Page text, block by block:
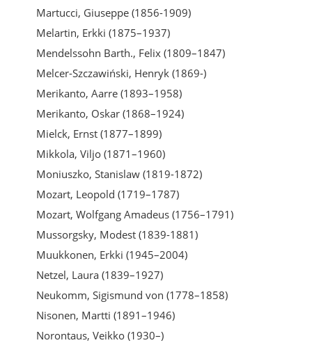
Martucci, Giuseppe (1856-1909)
Melartin, Erkki (1875–1937)
Mendelssohn Barth., Felix (1809–1847)
Melcer-Szczawiński, Henryk (1869-)
Merikanto, Aarre (1893–1958)
Merikanto, Oskar (1868–1924)
Mielck, Ernst (1877–1899)
Mikkola, Viljo (1871–1960)
Moniuszko, Stanislaw (1819-1872)
Mozart, Leopold (1719–1787)
Mozart, Wolfgang Amadeus (1756–1791)
Mussorgsky, Modest (1839-1881)
Muukkonen, Erkki (1945–2004)
Netzel, Laura (1839–1927)
Neukomm, Sigismund von (1778–1858)
Nisonen, Martti (1891–1946)
Norontaus, Veikko (1930–)